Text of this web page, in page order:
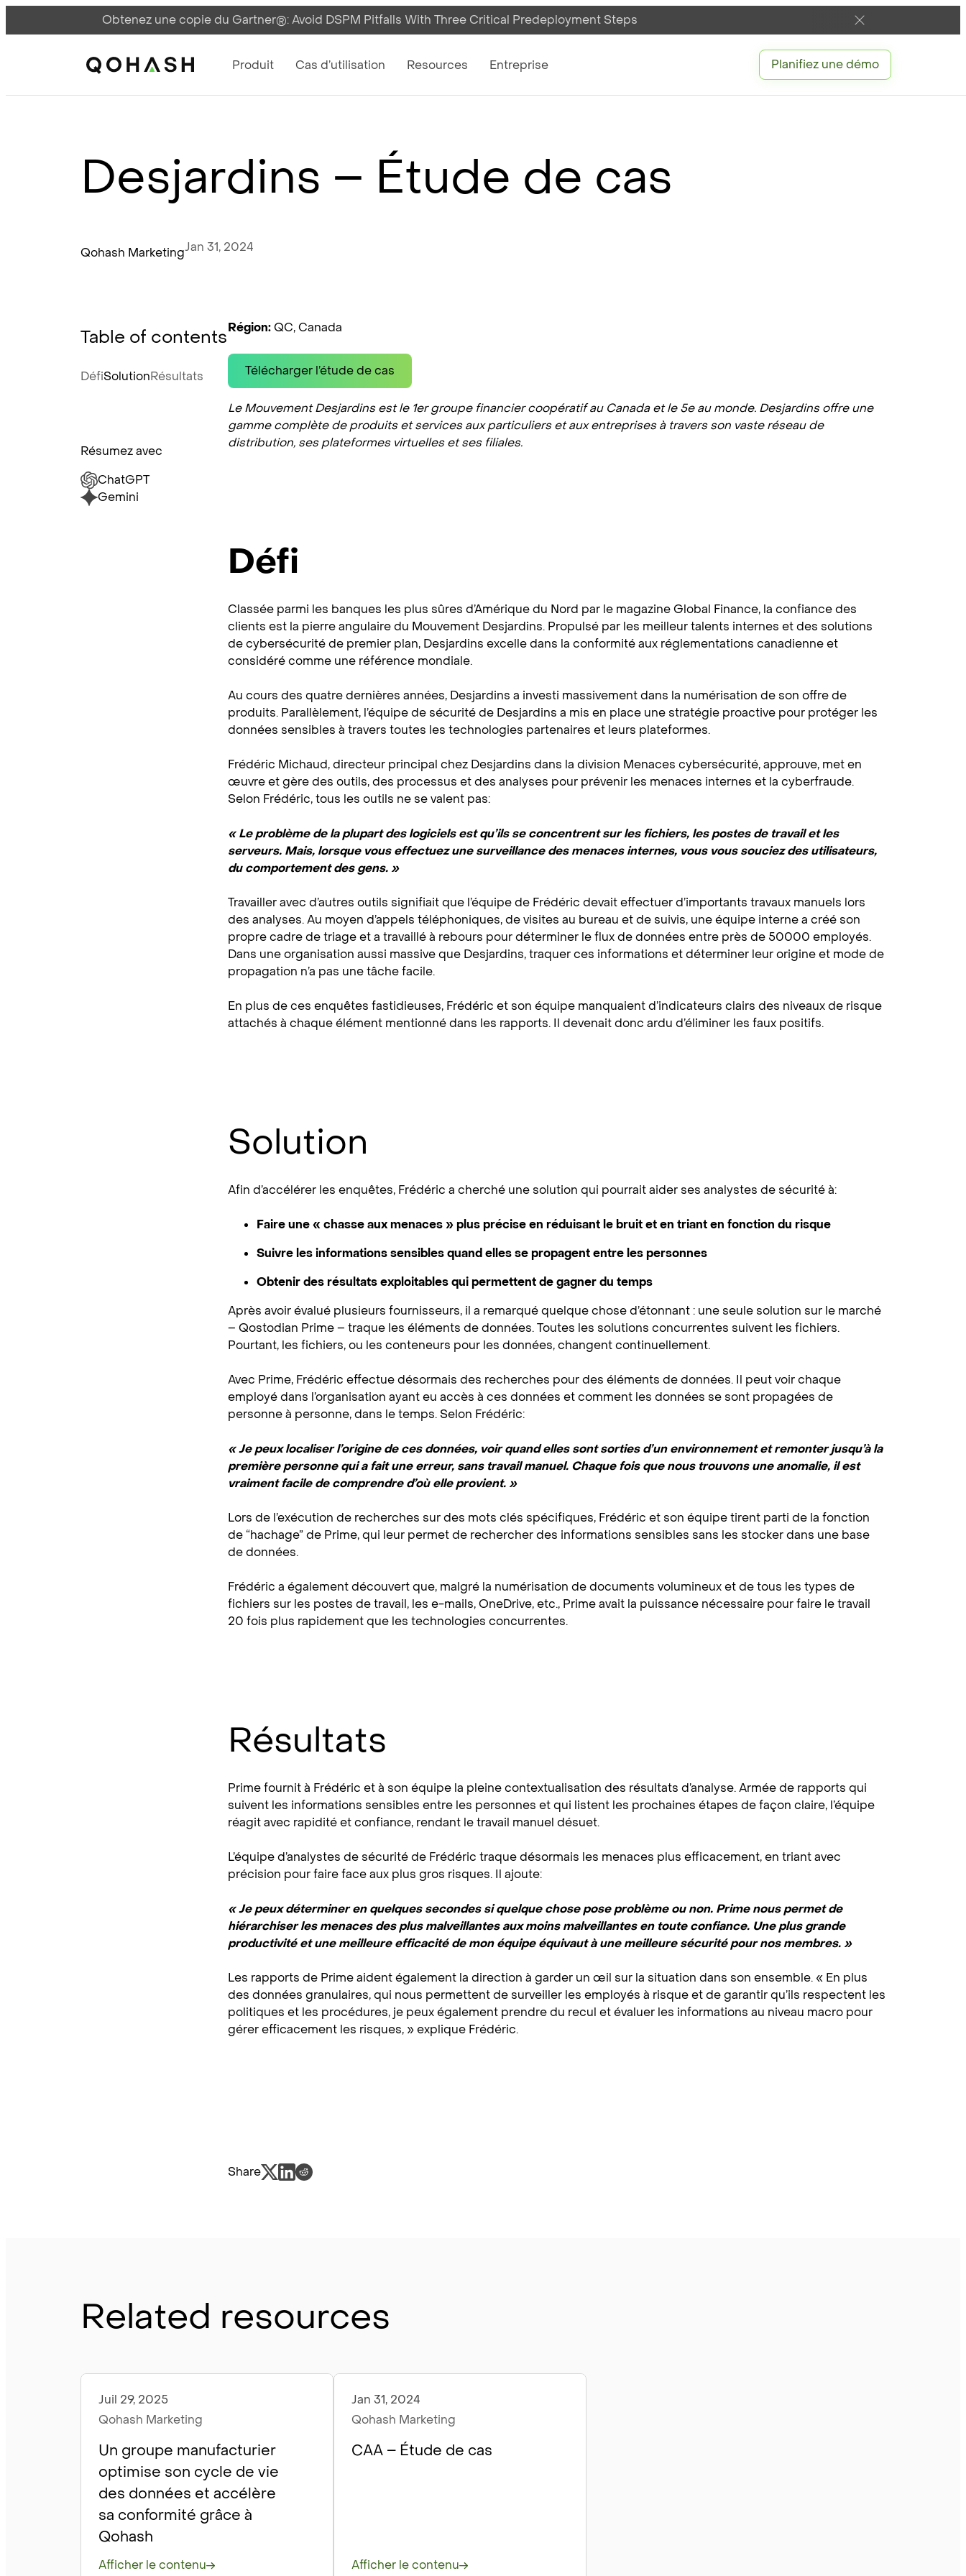
Obtenez une copie du Gartner®: Avoid DSPM Pitfalls With Three Critical Predeployment Steps
Main Logo Produit Cas d’utilisation Resources Entreprise Planifiez une démo
Desjardins – Étude de cas
Qohash MarketingJan 31, 2024
Table of contents
DéfiSolutionRésultats
Résumez avec
ChatGPT
Gemini
Région:QC, Canada
Télécharger l’étude de cas
Le Mouvement Desjardins est le 1er groupe financier coopératif au Canada et le 5e au monde. Desjardins offre une
gamme complète de produits et services aux particuliers et aux entreprises à travers son vaste réseau de
distribution, ses plateformes virtuelles et ses filiales.
Défi
Classée parmi les banques les plus sûres d’Amérique du Nord par le magazine Global Finance, la confiance des
clients est la pierre angulaire du Mouvement Desjardins. Propulsé par les meilleur talents internes et des solutions
de cybersécurité de premier plan, Desjardins excelle dans la conformité aux réglementations canadienne et
considéré comme une référence mondiale.
Au cours des quatre dernières années, Desjardins a investi massivement dans la numérisation de son offre de
produits. Parallèlement, l’équipe de sécurité de Desjardins a mis en place une stratégie proactive pour protéger les
données sensibles à travers toutes les technologies partenaires et leurs plateformes.
Frédéric Michaud, directeur principal chez Desjardins dans la division Menaces cybersécurité, approuve, met en
œuvre et gère des outils, des processus et des analyses pour prévenir les menaces internes et la cyberfraude.
Selon Frédéric, tous les outils ne se valent pas:
« Le problème de la plupart des logiciels est qu’ils se concentrent sur les fichiers, les postes de travail et les
serveurs. Mais, lorsque vous effectuez une surveillance des menaces internes, vous vous souciez des utilisateurs,
du comportement des gens. »
Travailler avec d’autres outils signifiait que l’équipe de Frédéric devait effectuer d’importants travaux manuels lors
des analyses. Au moyen d’appels téléphoniques, de visites au bureau et de suivis, une équipe interne a créé son
propre cadre de triage et a travaillé à rebours pour déterminer le flux de données entre près de 50000 employés.
Dans une organisation aussi massive que Desjardins, traquer ces informations et déterminer leur origine et mode de
propagation n’a pas une tâche facile.
En plus de ces enquêtes fastidieuses, Frédéric et son équipe manquaient d’indicateurs clairs des niveaux de risque
attachés à chaque élément mentionné dans les rapports. Il devenait donc ardu d’éliminer les faux positifs.
Solution
Afin d’accélérer les enquêtes, Frédéric a cherché une solution qui pourrait aider ses analystes de sécurité à:
Faire une « chasse aux menaces » plus précise en réduisant le bruit et en triant en fonction du risque
Suivre les informations sensibles quand elles se propagent entre les personnes
Obtenir des résultats exploitables qui permettent de gagner du temps
Après avoir évalué plusieurs fournisseurs, il a remarqué quelque chose d’étonnant : une seule solution sur le marché
– Qostodian Prime – traque les éléments de données. Toutes les solutions concurrentes suivent les fichiers.
Pourtant, les fichiers, ou les conteneurs pour les données, changent continuellement.
Avec Prime, Frédéric effectue désormais des recherches pour des éléments de données. Il peut voir chaque
employé dans l’organisation ayant eu accès à ces données et comment les données se sont propagées de
personne à personne, dans le temps. Selon Frédéric:
« Je peux localiser l’origine de ces données, voir quand elles sont sorties d’un environnement et remonter jusqu’à la
première personne qui a fait une erreur, sans travail manuel. Chaque fois que nous trouvons une anomalie, il est
vraiment facile de comprendre d’où elle provient. »
Lors de l’exécution de recherches sur des mots clés spécifiques, Frédéric et son équipe tirent parti de la fonction
de “hachage” de Prime, qui leur permet de rechercher des informations sensibles sans les stocker dans une base
de données.
Frédéric a également découvert que, malgré la numérisation de documents volumineux et de tous les types de
fichiers sur les postes de travail, les e-mails, OneDrive, etc., Prime avait la puissance nécessaire pour faire le travail
20 fois plus rapidement que les technologies concurrentes.
Résultats
Prime fournit à Frédéric et à son équipe la pleine contextualisation des résultats d’analyse. Armée de rapports qui
suivent les informations sensibles entre les personnes et qui listent les prochaines étapes de façon claire, l’équipe
réagit avec rapidité et confiance, rendant le travail manuel désuet.
L’équipe d’analystes de sécurité de Frédéric traque désormais les menaces plus efficacement, en triant avec
précision pour faire face aux plus gros risques. Il ajoute:
« Je peux déterminer en quelques secondes si quelque chose pose problème ou non. Prime nous permet de
hiérarchiser les menaces des plus malveillantes aux moins malveillantes en toute confiance. Une plus grande
productivité et une meilleure efficacité de mon équipe équivaut à une meilleure sécurité pour nos membres. »
Les rapports de Prime aident également la direction à garder un œil sur la situation dans son ensemble. « En plus
des données granulaires, qui nous permettent de surveiller les employés à risque et de garantir qu’ils respectent les
politiques et les procédures, je peux également prendre du recul et évaluer les informations au niveau macro pour
gérer efficacement les risques, » explique Frédéric.
Share
Related resources
Étude de cas
Juil 29, 2025
Qohash Marketing
Un groupe manufacturier
optimise son cycle de vie
des données et accélère
sa conformité grâce à
Qohash
Afficher le contenu
Étude de cas
Jan 31, 2024
Qohash Marketing
CAA – Étude de cas
Afficher le contenu